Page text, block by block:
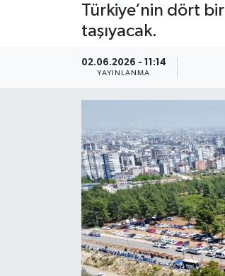
Türkiye’nin dört
taşıyacak.
02.06.2026 - 11:14
YAYINLANMA
Magazin
Resmi İlan
Sağlık & Yaşam
Siyaset
Son Dakika Haberleri